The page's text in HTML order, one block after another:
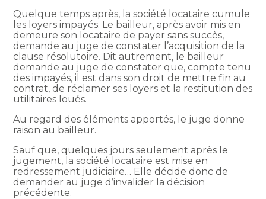
Quelque temps après, la société locataire cumule
les loyers impayés. Le bailleur, après avoir mis en
demeure son locataire de payer sans succès,
demande au juge de constater l’acquisition de la
clause résolutoire. Dit autrement, le bailleur
demande au juge de constater que, compte tenu
des impayés, il est dans son droit de mettre fin au
contrat, de réclamer ses loyers et la restitution des
utilitaires loués.
Au regard des éléments apportés, le juge donne
raison au bailleur.
Sauf que, quelques jours seulement après le
jugement, la société locataire est mise en
redressement judiciaire… Elle décide donc de
demander au juge d’invalider la décision
précédente.